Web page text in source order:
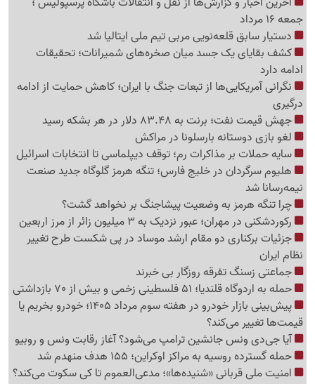
جمعه 16 مرداد
دستیار سابق قلعه‌نویی مربی تیم ملی ایتالیا شد
کشف بقایای یک جسد میان صخره‌های شمیرانات؛ تحقیقات
ادامه دارد
نگرانی آمریکایی‌ها از تبعات جنگ با ایران؛ کاهش حمایت از ادامه
درگیری
جهش قیمت نفت؛ برنت به 83.48 دلار در هر بشکه رسید
لغو بازی دوستانه بارسلونا در مراکش
سایه حملات بر مذاکرات رم؛ توقف دیپلماسی تا انتخابات اسرائیل
هلیوم سرگردان در خلیج فارس؛ تنگه هرمز گلوگاه جدید صنعت
نیمه‌رسانا شد
چرا تنگه هرمز به وضعیت پیشاجنگ بر نخواهد گشت؟
رکوردشکنی در مهران؛ عبور نزدیک به 3 میلیون زائر از مرز اربعین
جزئیات برکناری دو مقام ارشد موساد در پی شکست طرح تغییر
نظام ایران
جماعتی زسنگ تفرقه روزگار بی خبرند
حمله به اردوگاه قلندیا؛ 51 فلسطینی زخمی و بیش از 70 بازداشتی
پیش‌بینی بازار خودرو در هفته سوم مرداد 1405؛ خودرو بخریم یا
قیمت‌ها تغییر می‌کند؟
آیا جی‌دی ونس جانشین ترامپ می‌شود؟ آغاز رقابت ونس و روبیو
حمله گسترده روسیه به مراکز اوکراین؛ 155 هدف منهدم شد
امنیت ملی قربانی «شنیده‌ها»؛ مدعی‌العموم تا کی سکوت می‌کند؟